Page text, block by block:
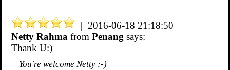
| 2016-06-18 21:18:50
Netty Rahma from Penang says:
Thank U:)
You're welcome Netty ;-)